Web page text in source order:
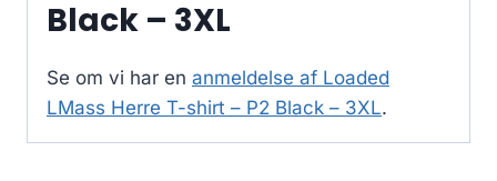
Black – 3XL
Se om vi har en anmeldelse af Loaded
LMass Herre T-shirt – P2 Black – 3XL.